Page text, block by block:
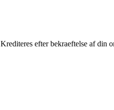
Krediteres efter bekraeftelse af din